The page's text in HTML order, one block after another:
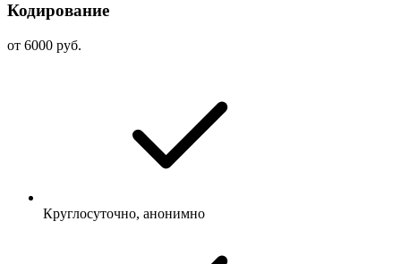
Кодирование
от 6000 руб.
Круглосуточно, анонимно